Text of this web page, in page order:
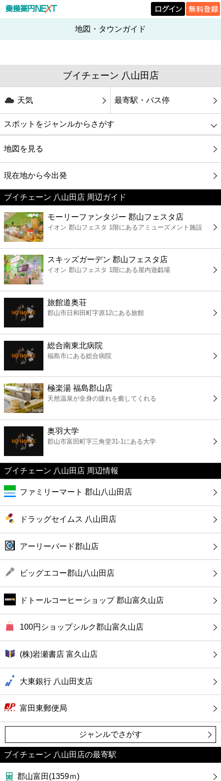
地図・タウンガイド
ブイチェーン 八山田店
天気 最寄駅・バス停
スポットをジャンルからさがす
グルメ
映画
美容
コンビニ
薬局
スーパー
エンタメ
レジャー
書店
ファミレス
ファーストフード
カフェ
ショッピング
銀行
公共
病院
地図を見る
現在地から今出発
ブイチェーン 八山田店 周辺ガイド
モーリーファンタジー 郡山フェスタ店
イオン 郡山フェスタ 1階にあるアミューズメント施設
スキッズガーデン 郡山フェスタ店
イオン 郡山フェスタ 1階にある屋内遊戯場
旅館道奥荘
郡山市日和田町字原12にある旅館
総合南東北病院
福島市にある総合病院
極楽湯 福島郡山店
天然温泉が全身の疲れを癒してくれる
奥羽大学
郡山市富田町字三角堂31-1にある大学
ブイチェーン 八山田店 周辺情報
ファミリーマート 郡山八山田店
ドラッグセイムス 八山田店
アーリーバード郡山店
ビッグエコー郡山八山田店
ドトールコーヒーショップ 郡山富久山店
100円ショップシルク郡山富久山店
(株)岩瀬書店 富久山店
大東銀行 八山田支店
富田東郵便局
ジャンルでさがす
ブイチェーン 八山田店の最寄駅
郡山富田(1359ｍ)